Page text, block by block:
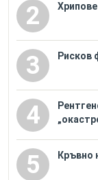
2
3 Рисков
4
5 Кръвно